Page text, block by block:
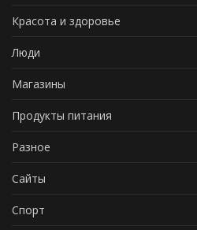
Красота и здоровье
Люди
Магазины
Продукты питания
Разное
Сайты
Спорт